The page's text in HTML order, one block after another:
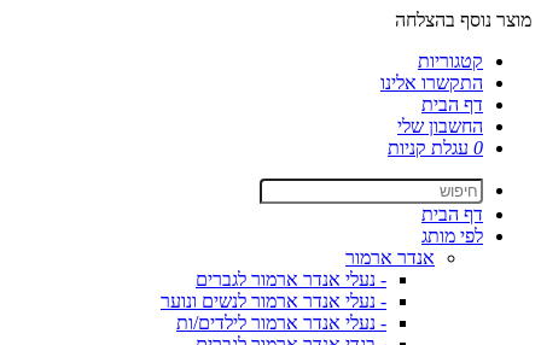
מוצר נוסף בהצלחה
קטגוריות
התקשרו אלינו
דף הבית
החשבון שלי
0 עגלת קניות
דף הבית
לפי מותג
אנדר ארמור
- נעלי אנדר ארמור לגברים
- נעלי אנדר ארמור לנשים ונוער
- נעלי אנדר ארמור לילדים/ות